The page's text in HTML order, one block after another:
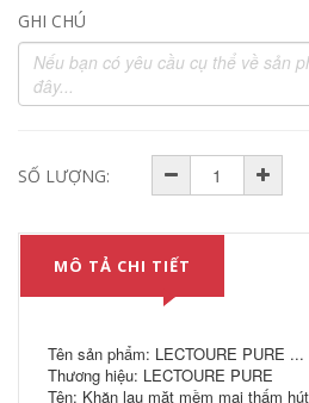
GHI CHÚ
SỐ LƯỢNG:
MÔ TẢ CHI TIẾT
Tên sản phẩm: LECTOURE PURE ...
Thương hiệu: LECTOURE PURE
Tên: Khăn lau mặt mềm mại thấm